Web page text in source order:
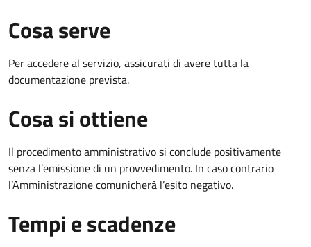
Cosa serve
Per accedere al servizio, assicurati di avere tutta la
documentazione prevista.
Cosa si ottiene
Il procedimento amministrativo si conclude positivamente
senza l’emissione di un provvedimento. In caso contrario
l’Amministrazione comunicherà l’esito negativo.
Tempi e scadenze